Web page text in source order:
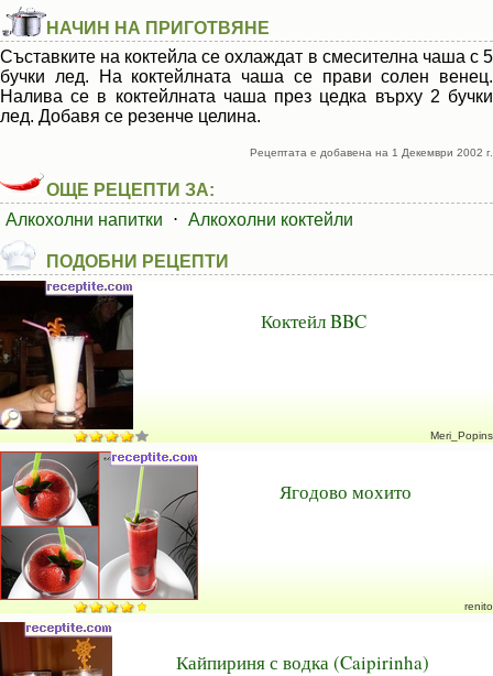
НАЧИН НА ПРИГОТВЯНЕ
Съставките на коктейла се охлаждат в смесителна чаша с 5
бучки лед. На коктейлната чаша се прави солен венец.
Налива се в коктейлната чаша през цедка върху 2 бучки
лед. Добавя се резенче целина.
Рецептата е добавена на 1 Декември 2002 г.
ОЩЕ РЕЦЕПТИ ЗА:
Алкохолни напитки
⋅ Алкохолни коктейли
ПОДОБНИ РЕЦЕПТИ
Коктейл BBC
Meri_Popins
Ягодово мохито
renito
Кайпириня с водка (Caipirinha)